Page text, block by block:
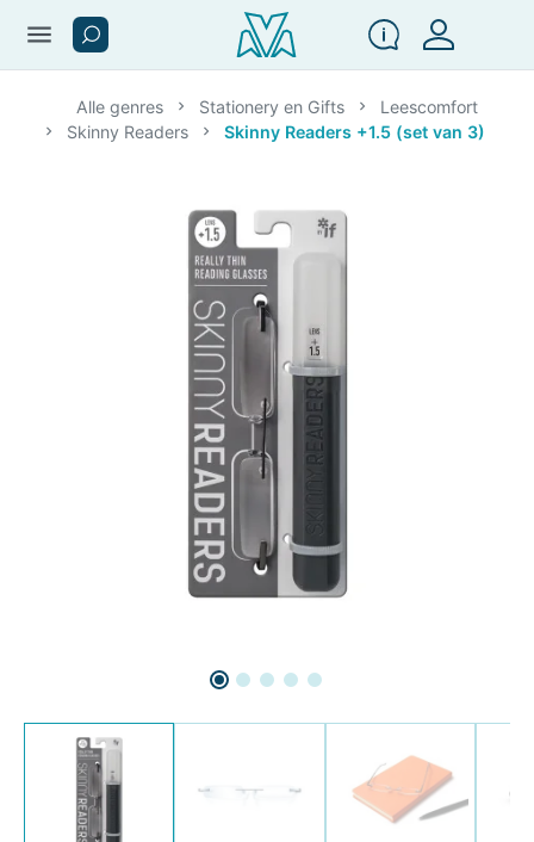
menu
Alle genres Stationery en Gifts
Leescomfort
Skinny Readers
Skinny Readers +1.5 (set van 3)